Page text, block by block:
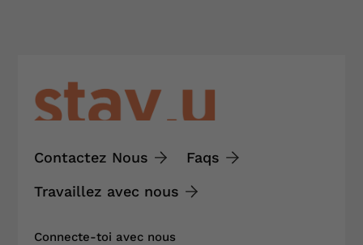
Contactez Nous
Faqs
Travaillez avec nous
Connecte-toi avec nous